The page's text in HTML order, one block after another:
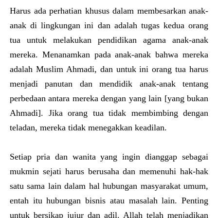
Harus ada perhatian khusus dalam membesarkan anak-
anak di lingkungan ini dan adalah tugas kedua orang
tua untuk melakukan pendidikan agama anak-anak
mereka. Menanamkan pada anak-anak bahwa mereka
adalah Muslim Ahmadi, dan untuk ini orang tua harus
menjadi panutan dan mendidik anak-anak tentang
perbedaan antara mereka dengan yang lain [yang bukan
Ahmadi]. Jika orang tua tidak membimbing dengan
teladan, mereka tidak menegakkan keadilan.
Setiap pria dan wanita yang ingin dianggap sebagai
mukmin sejati harus berusaha dan memenuhi hak-hak
satu sama lain dalam hal hubungan masyarakat umum,
entah itu hubungan bisnis atau masalah lain. Penting
untuk bersikap jujur dan adil. Allah telah menjadikan